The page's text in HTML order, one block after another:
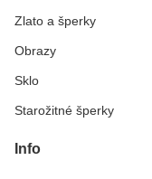
Zlato a šperky
Obrazy
Sklo
Starožitné šperky
Info